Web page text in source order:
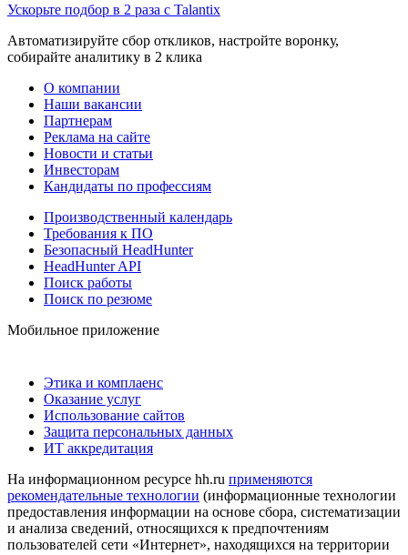
Ускорьте подбор в 2 раза с Talantix
Автоматизируйте сбор откликов, настройте воронку,
собирайте аналитику в 2 клика
О компании
Наши вакансии
Партнерам
Реклама на сайте
Новости и статьи
Инвесторам
Кандидаты по профессиям
Производственный календарь
Требования к ПО
Безопасный HeadHunter
HeadHunter API
Поиск работы
Поиск по резюме
Мобильное приложение
Этика и комплаенс
Оказание услуг
Использование сайтов
Защита персональных данных
ИТ аккредитация
На информационном ресурсе hh.ru применяются
рекомендательные технологии (информационные технологии
предоставления информации на основе сбора, систематизации
и анализа сведений, относящихся к предпочтениям
пользователей сети «Интернет», находящихся на территории